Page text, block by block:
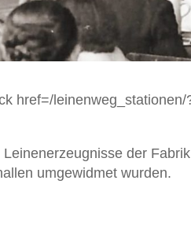
href=/
der
umgewidmet wurden.